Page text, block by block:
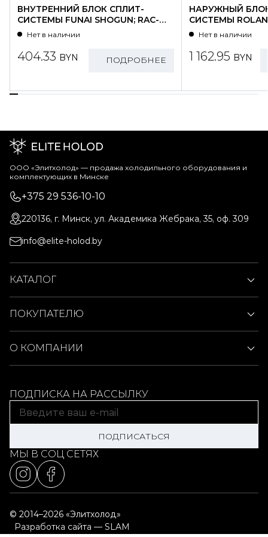
ВНУТРЕННИЙ БЛОК СПЛИТ-
СИСТЕМЫ FUNAI SHOGUN; RAC-
SG25HP.D01/S
Нет в наличии
404.33 BYN ПОДРОБНЕЕ
НАРУЖНЫЙ
СИСТЕМЫ
WZ09HSS/N1-
Нет в наличии
1 162.95 BYN
ООО «Элитхолод» ― продажа холодильного оборудования и
комплектующих в Минске
+375 29 536-10-10
220136, г. Минск, ул. Академика Жебрака, 35, оф. 309
info@elite-holod.by
КАТАЛОГ
ПОКУПАТЕЛЮ
О КОМПАНИИ
ПОДПИСКА НА РАССЫЛКУ
ПОДПИСАТЬСЯ
МЫ В СОЦ СЕТЯХ
© 2014–2026 «Элитхолод»
Разработка сайта — SLAM